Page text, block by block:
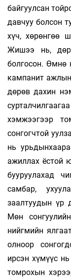
байгуулсан
давчуу болсон
хүч, хөрөнгөө
Жишээ нь,
болгосон. Өмнө
кампанит ажлын
дөрөв дахин
хэмжээгээр
сонгогчтой
нь
ажиллах ёстой
бууруулахад
самбар,
заалтуудын үр
Мөн
нийгмийн
олноор
ирсэн хүмүүс
томрохын